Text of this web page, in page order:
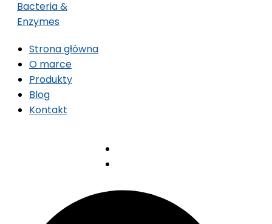
Strona główna
O marce
Produkty
Blog
Kontakt